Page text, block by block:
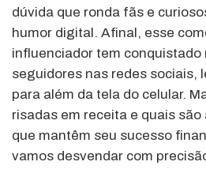
dúvida que ronda fãs e
humor digital. Afinal, esse
influenciador tem conquistado
seguidores nas redes sociais,
para além da tela do celular.
risadas em receita e quais
que mantêm seu sucesso
vamos desvendar com